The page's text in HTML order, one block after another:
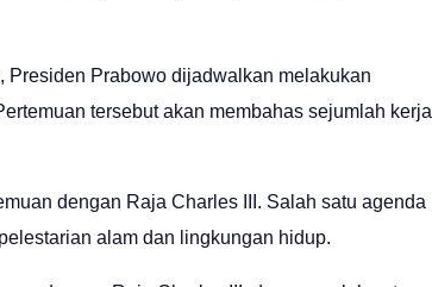
Presiden Prabowo dijadwalkan melakukan
tersebut akan membahas sejumlah kerja
dengan Raja Charles III. Salah satu agenda
alam dan lingkungan hidup.